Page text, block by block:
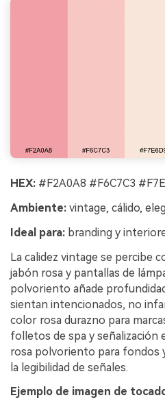
HEX: #F2A0A8 #F6C7C3
Ambiente: vintage, cálido,
Ideal para: branding y
La calidez vintage se percibe
jabón rosa y pantallas de
polvoriento añade
sientan intencionados, no
color rosa durazno para
folletos de spa y señalización
rosa polvoriento para fondos
la legibilidad de señales.
Ejemplo de imagen de